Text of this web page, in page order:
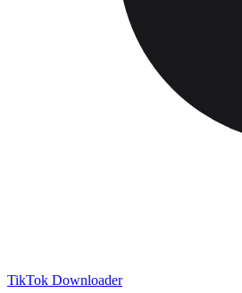
TikTok Downloader